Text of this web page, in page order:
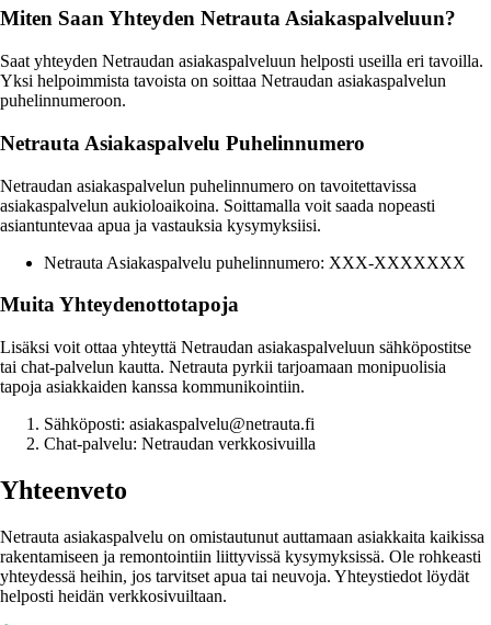
Miten Saan Yhteyden Netrauta Asiakaspalveluun?
Saat yhteyden Netraudan asiakaspalveluun helposti useilla eri tavoilla.
Yksi helpoimmista tavoista on soittaa Netraudan asiakaspalvelun
puhelinnumeroon.
Netrauta Asiakaspalvelu Puhelinnumero
Netraudan asiakaspalvelun puhelinnumero on tavoitettavissa
asiakaspalvelun aukioloaikoina. Soittamalla voit saada nopeasti
asiantuntevaa apua ja vastauksia kysymyksiisi.
Netrauta Asiakaspalvelu puhelinnumero: XXX-XXXXXXX
Muita Yhteydenottotapoja
Lisäksi voit ottaa yhteyttä Netraudan asiakaspalveluun sähköpostitse
tai chat-palvelun kautta. Netrauta pyrkii tarjoamaan monipuolisia
tapoja asiakkaiden kanssa kommunikointiin.
Sähköposti: asiakaspalvelu@netrauta.fi
Chat-palvelu: Netraudan verkkosivuilla
Yhteenveto
Netrauta asiakaspalvelu on omistautunut auttamaan asiakkaita kaikissa
rakentamiseen ja remontointiin liittyvissä kysymyksissä. Ole rohkeasti
yhteydessä heihin, jos tarvitset apua tai neuvoja. Yhteystiedot löydät
helposti heidän verkkosivuiltaan.